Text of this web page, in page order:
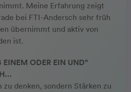
Meine Erfahrung zeigt
bei FTI-Andersch sehr früh
übernimmt und aktiv von
ist.
ODER EIN UND"
denken, sondern Stärken zu